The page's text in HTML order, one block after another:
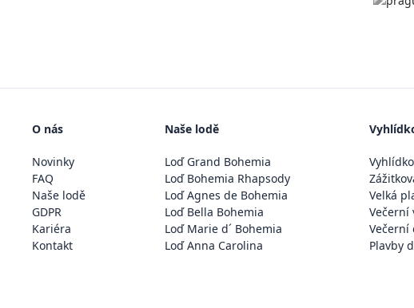
O nás
Novinky
FAQ
Naše lodě
GDPR
Kariéra
Kontakt
Naše lodě
Loď Grand Bohemia
Loď Bohemia Rhapsody
Loď Agnes de Bohemia
Loď Bella Bohemia
Loď Marie d´ Bohemia
Loď Anna Carolina
Velká
Večerní
Večerní
Plavby